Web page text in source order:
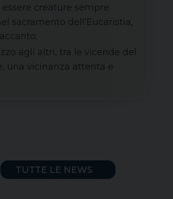
creature sempre
sacramento dell’Eucaristia,
agli altri, tra le vicende del
una vicinanza attenta e
TUTTE LE NEWS